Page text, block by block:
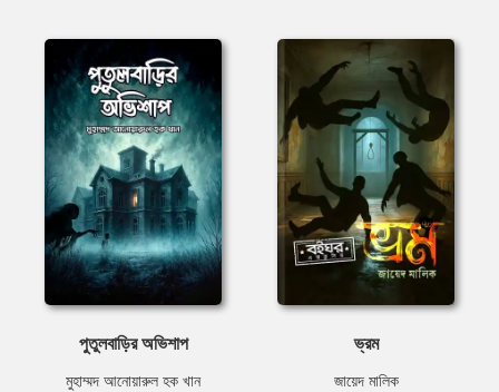
পুতুলবাড়ির অভিশাপ
মুহাম্মদ আনোয়ারুল হক খান
ভ্রম
জায়েদ মালিক